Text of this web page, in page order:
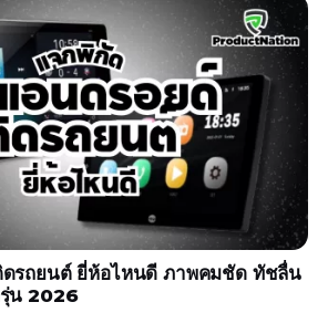
ดรถยนต์ ยี่ห้อไหนดี ภาพคมชัด ทัชลื่น
น 2026